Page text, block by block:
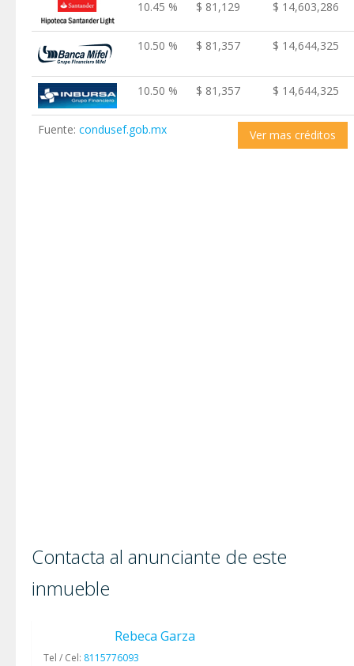
10.45 % $ 81,129 $ 14,603,286
10.50 % $ 81,357 $ 14,644,325
10.50 % $ 81,357 $ 14,644,325
Fuente: condusef.gob.mx Ver mas créditos
Contacta al anunciante de este
inmueble
Rebeca Garza
Tel / Cel: 8115776093